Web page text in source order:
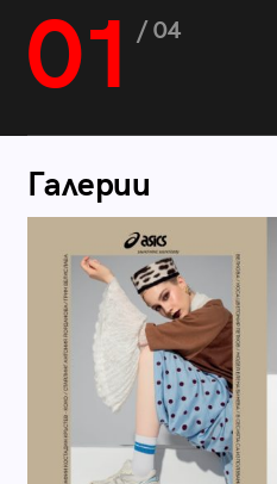
01 / 04
Галерии